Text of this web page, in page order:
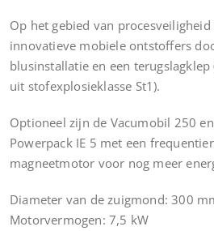
Op het gebied van
innovatieve mobiele ontstoffers
blusinstallatie en een
uit stofexplosieklasse St1).
Optioneel zijn de Vacumobil 250
Powerpack IE 5 met een
magneetmotor voor nog meer
Diameter van de zuigmond: 300
Motorvermogen: 7,5 kW